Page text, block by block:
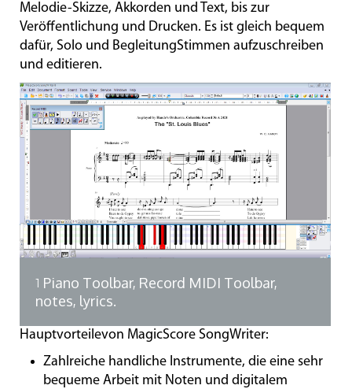
Melodie-Skizze, Akkorden und Text, bis zur
Veröffentlichung und Drucken. Es ist gleich bequem
dafür, Solo und BegleitungStimmen aufzuschreiben
und editieren.
1 Piano Toolbar, Record MIDI Toolbar,
notes, lyrics.
Hauptvorteilevon MagicScore SongWriter:
Zahlreiche handliche Instrumente, die eine sehr
bequeme Arbeit mit Noten und digitalem